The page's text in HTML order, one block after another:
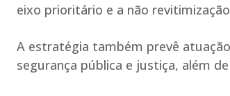
eixo prioritário e a não
A estratégia também prevê
segurança pública e justiça, além